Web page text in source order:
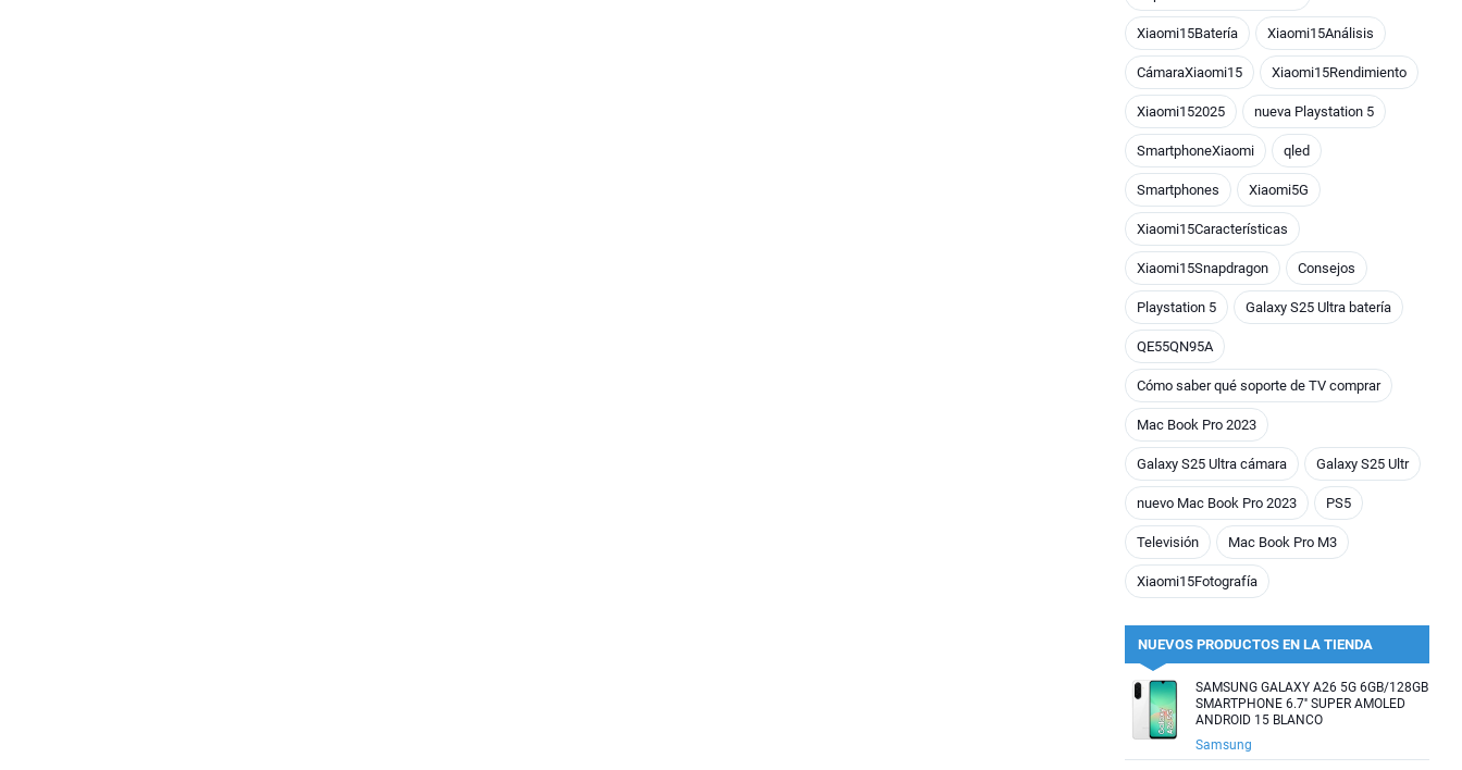
Xiaomi15Batería Xiaomi15Análisis
CámaraXiaomi15 Xiaomi15Rendimiento
Xiaomi152025 nueva Playstation 5
SmartphoneXiaomi qled
Smartphones Xiaomi5G
Xiaomi15Características
Xiaomi15Snapdragon Consejos
Playstation 5 Galaxy S25 Ultra batería
QE55QN95A
Cómo saber qué soporte de TV comprar
Mac Book Pro 2023
Galaxy S25 Ultra cámara Galaxy S25 Ultr
nuevo Mac Book Pro 2023 PS5
Televisión Mac Book Pro M3
Xiaomi15Fotografía
NUEVOS PRODUCTOS EN LA TIENDA
SAMSUNG GALAXY A26 5G 6GB/128GB
SMARTPHONE 6.7'' SUPER AMOLED
ANDROID 15 BLANCO
Samsung